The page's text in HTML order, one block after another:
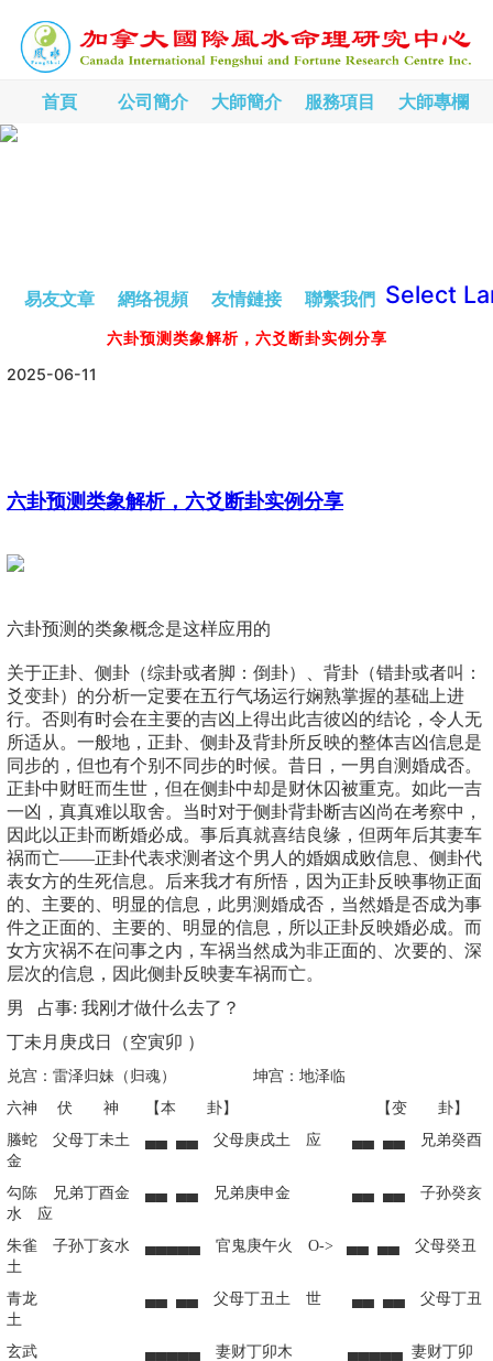
首頁 公司簡介 大師簡介 服務項目 大師專欄
易友文章 網络視頻 友情鏈接 聯繫我們 Select
六卦预测类象解析，六爻断卦实例分享
2025-06-11
六卦预测类象解析，六爻断卦实例分享
六卦预测的类象概念是这样应用的
关于正卦、侧卦（综卦或者脚：倒卦）、背卦（错卦或者叫：
爻变卦）的分析一定要在五行气场运行娴熟掌握的基础上进
行。否则有时会在主要的吉凶上得出此吉彼凶的结论，令人无
所适从。一般地，正卦、侧卦及背卦所反映的整体吉凶信息是
同步的，但也有个别不同步的时候。昔日，一男自测婚成否。
正卦中财旺而生世，但在侧卦中却是财休囚被重克。如此一吉
一凶，真真难以取舍。当时对于侧卦背卦断吉凶尚在考察中，
因此以正卦而断婚必成。事后真就喜结良缘，但两年后其妻车
祸而亡——正卦代表求测者这个男人的婚姻成败信息、侧卦代
表女方的生死信息。后来我才有所悟，因为正卦反映事物正面
的、主要的、明显的信息，此男测婚成否，当然婚是否成为事
件之正面的、主要的、明显的信息，所以正卦反映婚必成。而
女方灾祸不在问事之内，车祸当然成为非正面的、次要的、深
层次的信息，因此侧卦反映妻车祸而亡。
男 占事: 我刚才做什么去了？
丁未月庚戌日（空寅卯 ）
兑宫：雷泽归妹（归魂） 坤宫：地泽临
六神 伏 神
【本 卦】 【变 卦】
螣蛇 父母丁未土 ▄▄ ▄▄ 父母庚戌土 应 ▄▄ ▄▄ 兄弟癸酉
金
勾陈 兄弟丁酉金 ▄▄ ▄▄ 兄弟庚申金 ▄▄ ▄▄ 子孙癸亥
水 应
朱雀 子孙丁亥水 ▄▄▄▄▄ 官鬼庚午火 O->
▄▄ ▄▄ 父母癸丑
土
青龙 ▄▄ ▄▄ 父母丁丑土 世 ▄▄ ▄▄ 父母丁丑
土
玄武 ▄▄▄▄▄ 妻财丁卯木
▄▄▄▄▄ 妻财丁卯